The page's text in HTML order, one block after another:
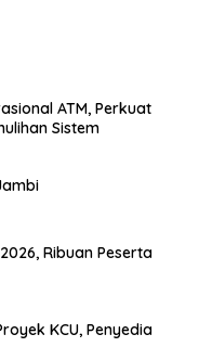
ATM, Perkuat
Sistem
Ribuan Peserta
KCU, Penyedia